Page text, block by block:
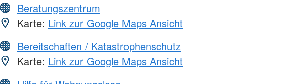
Beratungszentrum
Karte: Link zur Google Maps Ansicht
Bereitschaften / Katastrophenschutz
Karte: Link zur Google Maps Ansicht